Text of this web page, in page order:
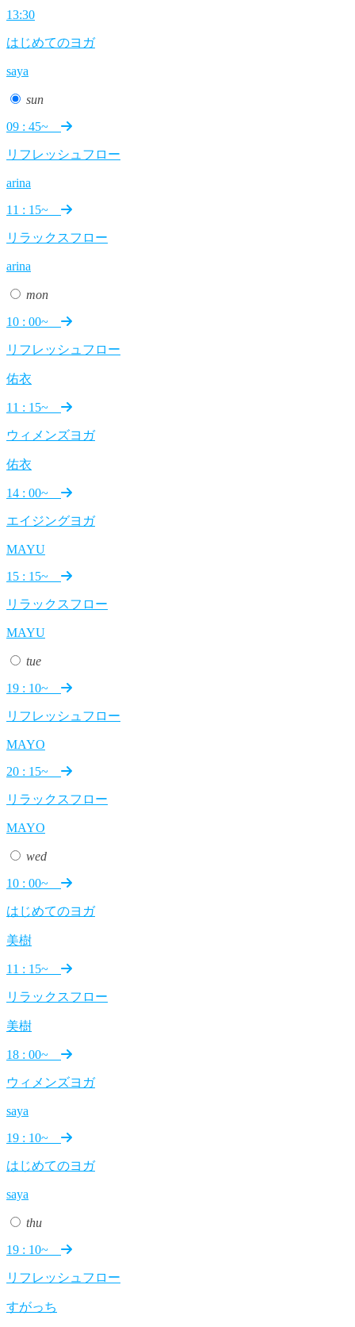
13:30
はじめてのヨガ
saya
sun
09 : 45~
リフレッシュフロー
arina
11 : 15~
リラックスフロー
arina
mon
10 : 00~
リフレッシュフロー
佑衣
11 : 15~
ウィメンズヨガ
佑衣
14 : 00~
エイジングヨガ
MAYU
15 : 15~
リラックスフロー
MAYU
tue
19 : 10~
リフレッシュフロー
MAYO
20 : 15~
リラックスフロー
MAYO
wed
10 : 00~
はじめてのヨガ
美樹
11 : 15~
リラックスフロー
美樹
18 : 00~
ウィメンズヨガ
saya
19 : 10~
はじめてのヨガ
saya
thu
19 : 10~
リフレッシュフロー
すがっち